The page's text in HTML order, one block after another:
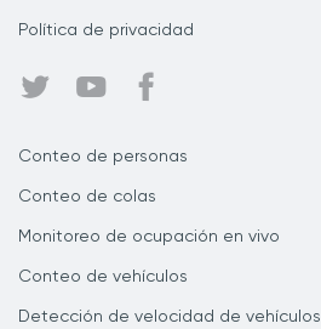
Política de privacidad
Conteo de personas
Conteo de colas
Monitoreo de ocupación en vivo
Conteo de vehículos
Detección de velocidad de vehículos